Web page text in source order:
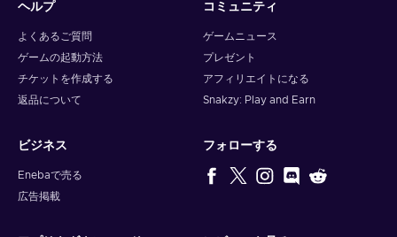
ヘルプ
よくあるご質問
ゲームの起動方法
チケットを作成する
返品について
コミュニティ
ゲームニュース
プレゼント
アフィリエイトになる
Snakzy: Play and Earn
ビジネス
Enebaで売る
広告掲載
フォローする